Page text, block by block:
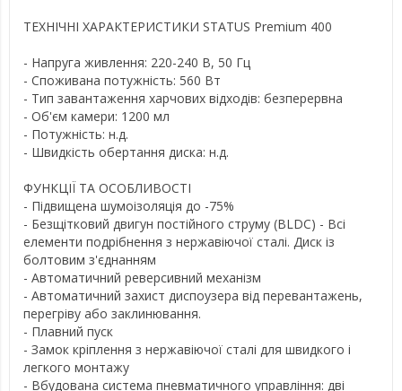
ТЕХНІЧНІ ХАРАКТЕРИСТИКИ STATUS Premium 400
- Напруга живлення: 220-240 В, 50 Гц
- Споживана потужність: 560 Вт
- Тип завантаження харчових відходів: безперервна
- Об'єм камери: 1200 мл
- Потужність: н.д.
- Швидкість обертання диска: н.д.
ФУНКЦІЇ ТА ОСОБЛИВОСТІ
- Підвищена шумоізоляція до -75%
- Безщітковий двигун постійного струму (BLDC) - Всі
елементи подрібнення з нержавіючої сталі. Диск із
болтовим з'єднанням
- Автоматичний реверсивний механізм
- Автоматичний захист диспоузера від перевантажень,
перегріву або заклинювання.
- Плавний пуск
- Замок кріплення з нержавіючої сталі для швидкого і
легкого монтажу
- Вбудована система пневматичного управління: дві